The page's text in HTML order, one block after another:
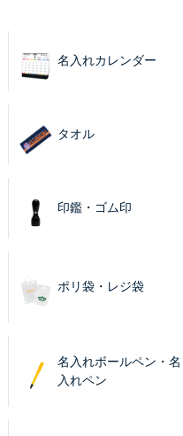
名入れカレンダー
タオル
印鑑・ゴム印
ポリ袋・レジ袋
名入れボールペン・名
入れペン